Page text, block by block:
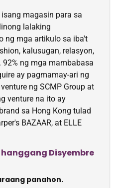
magasin para sa
lalaking
ng mga artikulo sa iba't
kalusugan, relasyon,
ng mga mambabasa
ay pagmamay-ari ng
ng SCMP Group at
venture na ito ay
sa Hong Kong tulad
BAZAAR, at ELLE
Disyembre
panahon.